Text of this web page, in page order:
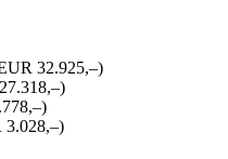
32.925,–)
3.028,–)